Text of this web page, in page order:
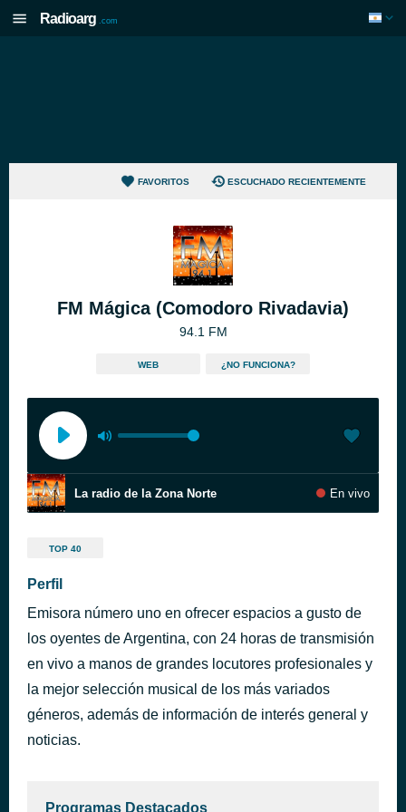
Radioarg .com
FAVORITOS ESCUCHADO RECIENTEMENTE
FM Mágica (Comodoro Rivadavia)
94.1 FM
WEB ¿NO FUNCIONA?
La radio de la Zona Norte En vivo
TOP 40
Perfil
Emisora número uno en ofrecer espacios a gusto de
los oyentes de Argentina, con 24 horas de transmisión
en vivo a manos de grandes locutores profesionales y
la mejor selección musical de los más variados
géneros, además de información de interés general y
noticias.
Programas Destacados